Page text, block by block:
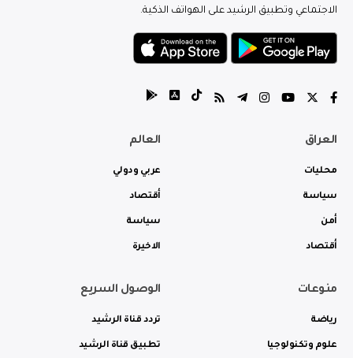
الاجتماعي وتطبيق الرشيد على الهواتف الذكية.
العراق
محليات
سياسة
أمن
أقتصاد
العالم
عربي ودولي
أقتصاد
سياسة
الاخيرة
منوعات
رياضة
علوم وتكنولوجيا
الوصول السريع
تردد قناة الرشيد
تطبيق قناة الرشيد